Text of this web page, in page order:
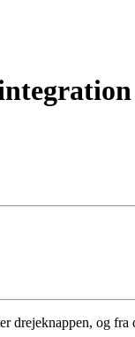
drejeknappen, og